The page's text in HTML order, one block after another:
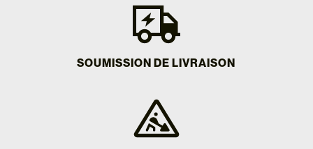
SOUMISSION DE LIVRAISON